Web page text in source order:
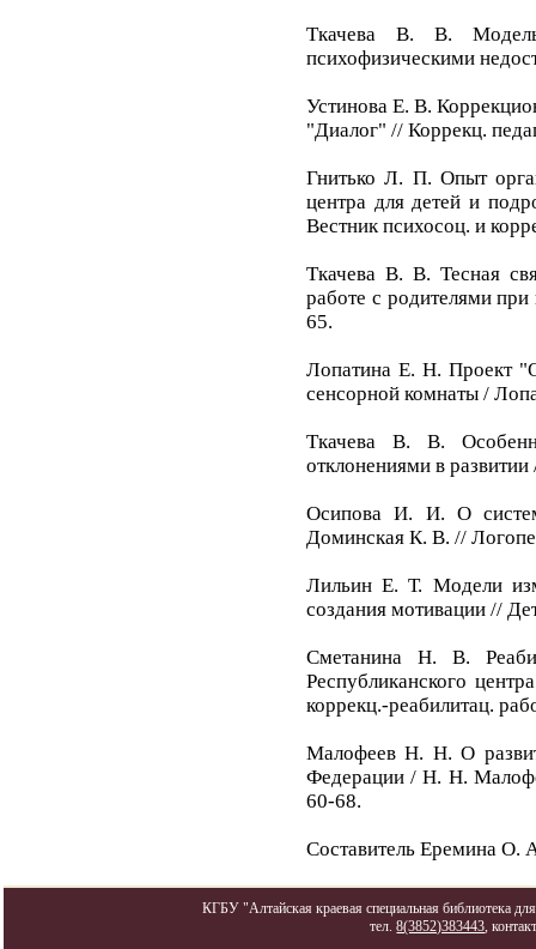
Ткачева В. В. Модель
психофизическими
Устинова Е. В.
"Диалог" // Коррекц.
Гнитько Л. П. Опыт
центра для детей и
Вестник психосоц. и
Ткачева В. В. Тесная
работе с родителями
65.
Лопатина Е. Н. Проект
сенсорной комнаты /
Ткачева В. В.
отклонениями в
Осипова И. И. О
Доминская К. В. //
Лильин Е. Т. Модели
создания мотивации //
Сметанина Н. В.
Республиканского
коррекц.-реабилитац.
Малофеев Н. Н. О
Федерации / Н. Н.
60-68.
Cоставитель Еремина О.
КГБУ "Алтайская краевая специальная библиотека
тел.8(3852)383443,